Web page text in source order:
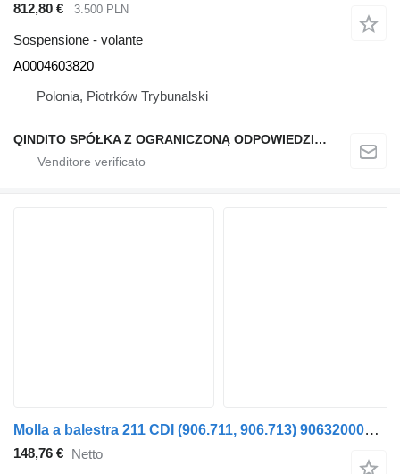
812,80 € 3.500 PLN
Sospensione - volante
A0004603820
Polonia, Piotrków Trybunalski
QINDITO SPÓŁKA Z OGRANICZONĄ ODPOWIEDZIALNOŚCIĄ
Molla a balestra 211 CDI (906.711, 906.713) 9063200063 per automobile Mercedes-Benz SPRINTER 3-t Minibus / passenger (906)
148,76 € Netto